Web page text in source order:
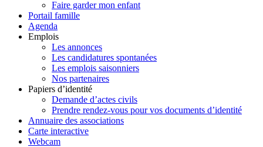
Faire garder mon enfant
Portail famille
Agenda
Emplois
Les annonces
Les candidatures spontanées
Les emplois saisonniers
Nos partenaires
Papiers d’identité
Demande d’actes civils
Prendre rendez-vous pour vos documents d’identité
Annuaire des associations
Carte interactive
Webcam